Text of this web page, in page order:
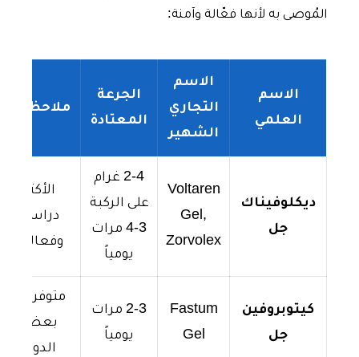
المُوصى به لأنها فعّالة وآمنة:
الاسم
العلمي
الاسم
التجاري
الشهير
الجرعة
المعتادة
ملاحظات
ديكلوفيناك
جل
Voltaren
Gel,
Zorvolex
2-4 غرام
على الركبة
3-4 مرات
يومياً
الأكثر
دراسة
وفعالية
كيتوبروفين
جل
Fastum
Gel
2-3 مرات
يومياً
متوفر في
بعض
الدول